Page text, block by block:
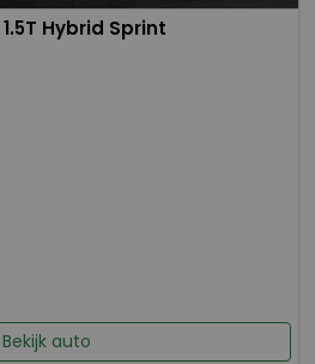
Hybrid Sprint
Bekijk auto